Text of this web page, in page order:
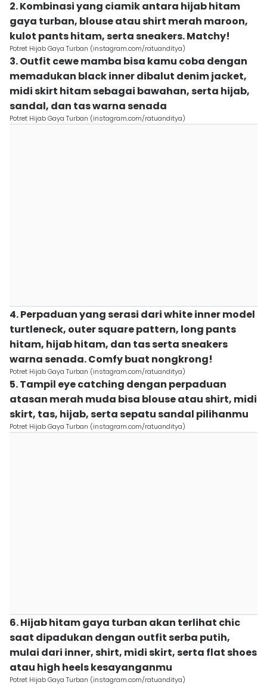
2. Kombinasi yang ciamik antara hijab hitam
gaya turban, blouse atau shirt merah maroon,
kulot pants hitam, serta sneakers. Matchy!
Potret Hijab Gaya Turban (instagram.com/ratuanditya)
3. Outfit cewe mamba bisa kamu coba dengan
memadukan black inner dibalut denim jacket,
midi skirt hitam sebagai bawahan, serta hijab,
sandal, dan tas warna senada
Potret Hijab Gaya Turban (instagram.com/ratuanditya)
4. Perpaduan yang serasi dari white inner model
turtleneck, outer square pattern, long pants
hitam, hijab hitam, dan tas serta sneakers
warna senada. Comfy buat nongkrong!
Potret Hijab Gaya Turban (instagram.com/ratuanditya)
5. Tampil eye catching dengan perpaduan
atasan merah muda bisa blouse atau shirt, midi
skirt, tas, hijab, serta sepatu sandal pilihanmu
Potret Hijab Gaya Turban (instagram.com/ratuanditya)
6. Hijab hitam gaya turban akan terlihat chic
saat dipadukan dengan outfit serba putih,
mulai dari inner, shirt, midi skirt, serta flat shoes
atau high heels kesayanganmu
Potret Hijab Gaya Turban (instagram.com/ratuanditya)